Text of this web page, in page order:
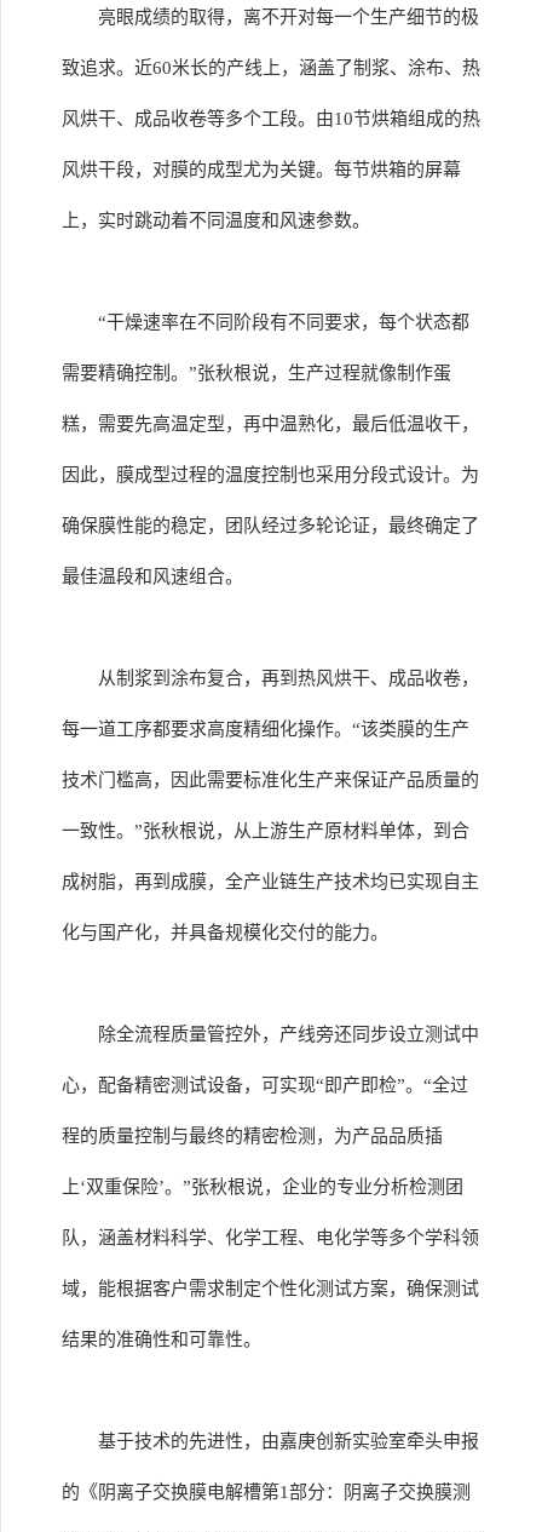
亮眼成绩的取得，离不开对每一个生产细节的极
致追求。近60米长的产线上，涵盖了制浆、涂布、热
风烘干、成品收卷等多个工段。由10节烘箱组成的热
风烘干段，对膜的成型尤为关键。每节烘箱的屏幕
上，实时跳动着不同温度和风速参数。
“干燥速率在不同阶段有不同要求，每个状态都
需要精确控制。”张秋根说，生产过程就像制作蛋
糕，需要先高温定型，再中温熟化，最后低温收干，
因此，膜成型过程的温度控制也采用分段式设计。为
确保膜性能的稳定，团队经过多轮论证，最终确定了
最佳温段和风速组合。
从制浆到涂布复合，再到热风烘干、成品收卷，
每一道工序都要求高度精细化操作。“该类膜的生产
技术门槛高，因此需要标准化生产来保证产品质量的
一致性。”张秋根说，从上游生产原材料单体，到合
成树脂，再到成膜，全产业链生产技术均已实现自主
化与国产化，并具备规模化交付的能力。
除全流程质量管控外，产线旁还同步设立测试中
心，配备精密测试设备，可实现“即产即检”。“全过
程的质量控制与最终的精密检测，为产品品质插
上‘双重保险’。”张秋根说，企业的专业分析检测团
队，涵盖材料科学、化学工程、电化学等多个学科领
域，能根据客户需求制定个性化测试方案，确保测试
结果的准确性和可靠性。
基于技术的先进性，由嘉庚创新实验室牵头申报
的《阴离子交换膜电解槽第1部分：阴离子交换膜测